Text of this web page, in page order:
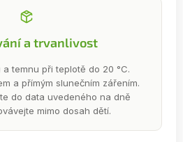
a trvanlivost
temnu při teplotě do 20 °C.
a přímým slunečním zářením.
do data uvedeného na dně
mimo dosah dětí.